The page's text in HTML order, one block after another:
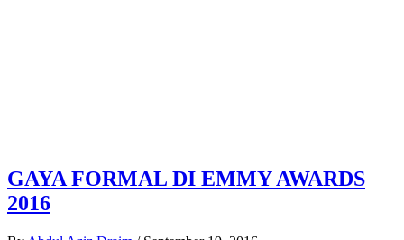
GAYA FORMAL DI EMMY AWARDS
2016